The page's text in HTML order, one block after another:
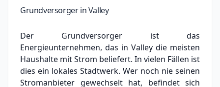
Grundversorger in Valley
Der Grundversorger ist das
Energieunternehmen, das in Valley die meisten
Haushalte mit Strom beliefert. In vielen Fällen ist
dies ein lokales Stadtwerk. Wer noch nie seinen
Stromanbieter gewechselt hat, befindet sich